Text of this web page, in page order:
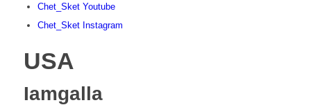
Chet_Sket Youtube
Chet_Sket Instagram
USA
Iamgalla